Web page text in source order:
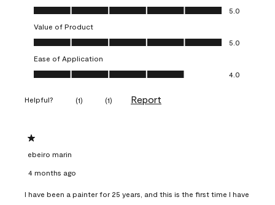
Quality of Product, 5.0 out of 5
5.0
Value of Product
Value of Product, 5.0 out of 5
5.0
Ease of Application
Ease of Application, 4.0 out of 5
4.0
Helpful? (1) (1) Report
1 out of 5 stars.
ebeiro marin
4 months ago
I have been a painter for 25 years, and this is the first time I have